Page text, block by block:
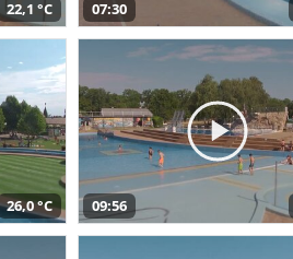
22,1 °C 07:30
26,0 °C 09:56